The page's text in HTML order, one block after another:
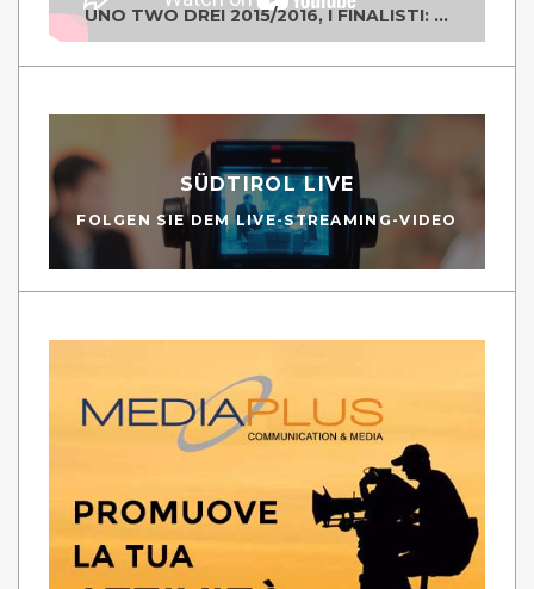
UNO TWO DREI 2015/2016, I FINALISTI: CLASSE IV ALS ISTITUTO "DEGASPERI" BORGO VALSUGANA
SÜDTIROL LIVE
FOLGEN SIE DEM LIVE-STREAMING-VIDEO